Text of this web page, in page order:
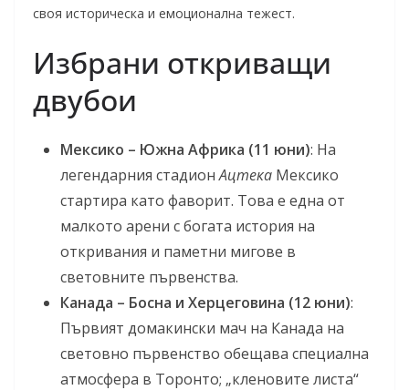
своя историческа и емоционална тежест.
Избрани откриващи
двубои
Мексико – Южна Африка (11 юни): На
легендарния стадионАцтека Мексико
стартира като фаворит. Това е една от
малкото арени с богата история на
откривания и паметни мигове в
световните първенства.
Канада – Босна и Херцеговина (12 юни):
Първият домакински мач на Канада на
световно първенство обещава специална
атмосфера в Торонто; „кленовите листа“